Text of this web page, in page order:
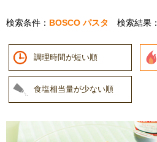
検索条件： BOSCO パスタ 検索結果：
調理時間が短い順
食塩相当量が少ない順